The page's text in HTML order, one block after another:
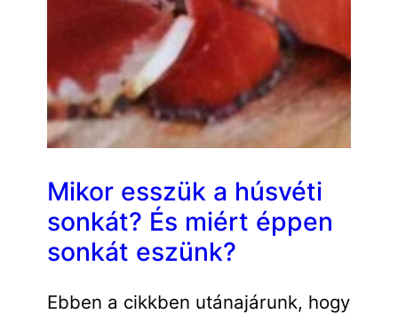
Mikor esszük a húsvéti
sonkát? És miért éppen
sonkát eszünk?
Ebben a cikkben utánajárunk, hogy